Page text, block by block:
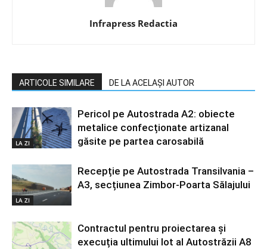
Infrapress Redactia
ARTICOLE SIMILARE DE LA ACELAȘI AUTOR
LA ZI
Pericol pe Autostrada A2: obiecte
metalice confecționate artizanal
găsite pe partea carosabilă
LA ZI
Recepție pe Autostrada Transilvania –
A3, secțiunea Zimbor-Poarta Sălajului
Contractul pentru proiectarea și
execuția ultimului lot al Autostrăzii A8